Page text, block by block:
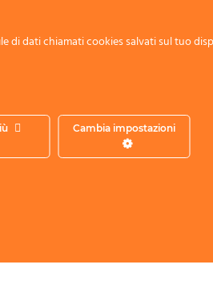
Inl
di dati chiamati cookies salvati sul tuo
Cambia impostazioni